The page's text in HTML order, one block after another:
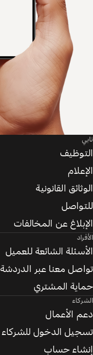
تابي
التوظيف
الإعلام
الوثائق القانونية
للتواصل
الإبلاغ عن المخالفات
الأفراد
الأسئلة الشائعة للعميل
تواصل معنا عبر الدردشة
حماية المشتري
الشركاء
دعم الأعمال
تسجيل الدخول للشركاء
إنشاء حساب